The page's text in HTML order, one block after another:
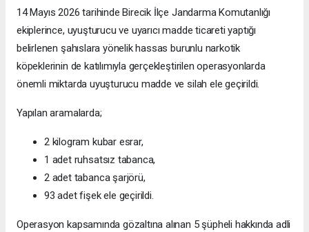
14 Mayıs 2026 tarihinde Birecik İlçe Jandarma Komutanlığı
ekiplerince, uyuşturucu ve uyarıcı madde ticareti yaptığı
belirlenen şahıslara yönelik hassas burunlu narkotik
köpeklerinin de katılımıyla gerçekleştirilen operasyonlarda
önemli miktarda uyuşturucu madde ve silah ele geçirildi.
Yapılan aramalarda;
2 kilogram kubar esrar,
1 adet ruhsatsız tabanca,
2 adet tabanca şarjörü,
93 adet fişek ele geçirildi.
Operasyon kapsamında gözaltına alınan 5 şüpheli hakkında adli